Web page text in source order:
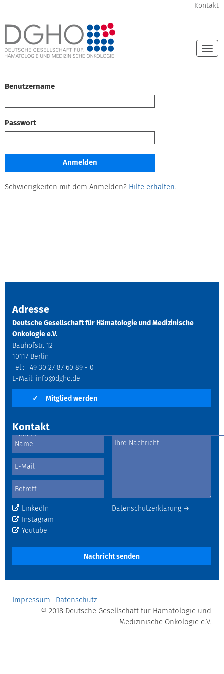
Kontakt
Benutzername
Passwort
Schwierigkeiten mit dem Anmelden? Hilfe erhalten.
Adresse
Deutsche Gesellschaft für Hämatologie und Medizinische
Onkologie e.V.
Bauhofstr. 12
10117 Berlin
Tel.: +49 30 27 87 60 89 - 0
E-Mail: info@dgho.de
✓ Mitglied werden
Kontakt
Datenschutzerklärung →
LinkedIn
Instagram
Youtube
Nachricht senden
Impressum · Datenschutz
© 2018 Deutsche Gesellschaft für Hämatologie und
Medizinische Onkologie e.V.